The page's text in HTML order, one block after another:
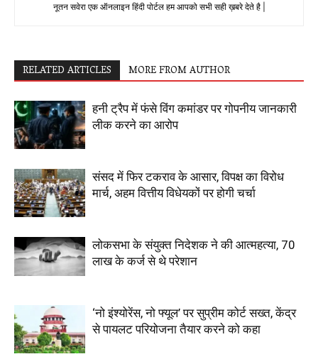
नूतन सवेरा एक ऑनलाइन हिंदी पोर्टल हम आपको सभी सही ख़बरे देते है |
RELATED ARTICLES MORE FROM AUTHOR
हनी ट्रैप में फंसे विंग कमांडर पर गोपनीय जानकारी
लीक करने का आरोप
संसद में फिर टकराव के आसार, विपक्ष का विरोध
मार्च, अहम वित्तीय विधेयकों पर होगी चर्चा
लोकसभा के संयुक्त निदेशक ने की आत्महत्या, 70
लाख के कर्ज से थे परेशान
‘नो इंश्योरेंस, नो फ्यूल’ पर सुप्रीम कोर्ट सख्त, केंद्र
से पायलट परियोजना तैयार करने को कहा